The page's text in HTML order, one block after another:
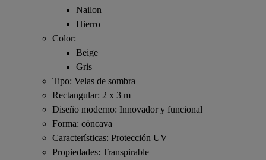
Nailon
Hierro
Color:
Beige
Gris
Tipo: Velas de sombra
Rectangular: 2 x 3 m
Diseño moderno: Innovador y funcional
Forma: cóncava
Características: Protección UV
Propiedades: Transpirable